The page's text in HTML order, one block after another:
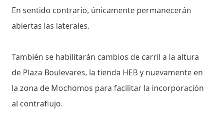
En sentido contrario, únicamente permanecerán
abiertas las laterales.
También se habilitarán cambios de carril a la altura
de Plaza Boulevares, la tienda HEB y nuevamente en
la zona de Mochomos para facilitar la incorporación
al contraflujo.